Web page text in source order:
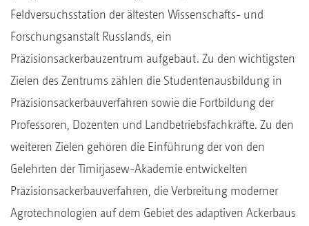
Feldversuchsstation der ältesten Wissenschafts- und
Forschungsanstalt Russlands, ein
Präzisionsackerbauzentrum aufgebaut. Zu den wichtigsten
Zielen des Zentrums zählen die Studentenausbildung in
Präzisionsackerbauverfahren sowie die Fortbildung der
Professoren, Dozenten und Landbetriebsfachkräfte. Zu den
weiteren Zielen gehören die Einführung der von den
Gelehrten der Timirjasew-Akademie entwickelten
Präzisionsackerbauverfahren, die Verbreitung moderner
Agrotechnologien auf dem Gebiet des adaptiven Ackerbaus